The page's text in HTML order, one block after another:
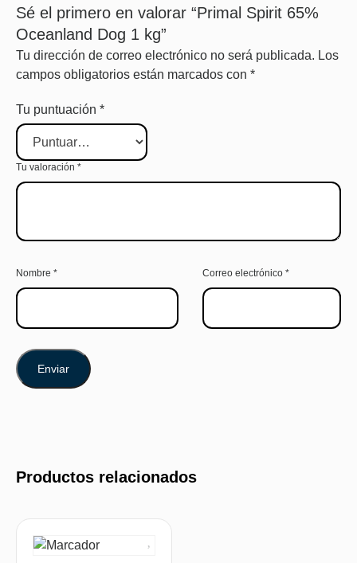
Sé el primero en valorar “Primal Spirit 65%
Oceanland Dog 1 kg”
Tu dirección de correo electrónico no será publicada. Los
campos obligatorios están marcados con *
Tu puntuación *
Tu valoración *
Nombre * Correo electrónico *
Productos relacionados